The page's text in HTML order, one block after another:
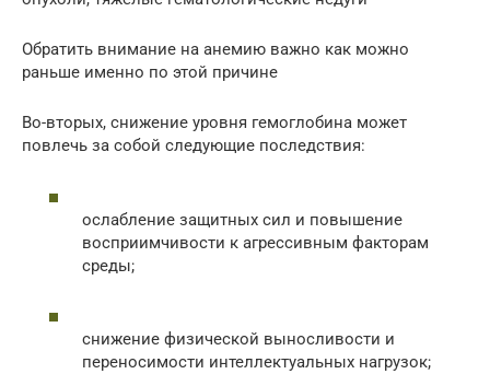
Обратить внимание на анемию важно как можно
раньше именно по этой причине
Во-вторых, снижение уровня гемоглобина может
повлечь за собой следующие последствия:
ослабление защитных сил и повышение
восприимчивости к агрессивным факторам
среды;
снижение физической выносливости и
переносимости интеллектуальных нагрузок;